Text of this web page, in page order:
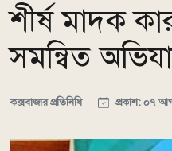
শীর্ষ মাদক
সমন্বিত
কক্সবাজার প্রতিনিধি প্রকাশ: ০৭